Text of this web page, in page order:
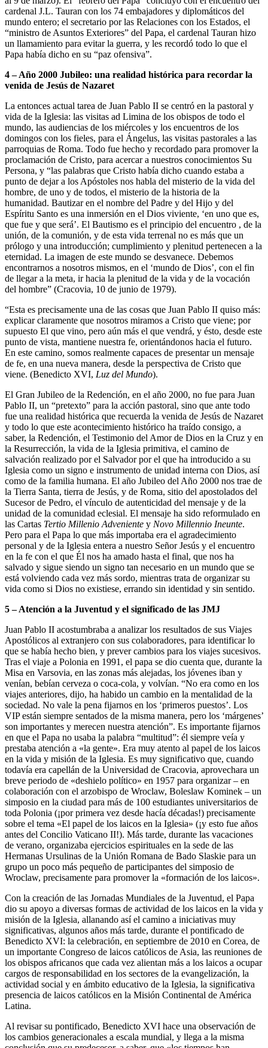
cardenal J.L. Tauran con los 74 embajadores y diplomáticos del
mundo entero; el secretario por las Relaciones con los Estados, el
“ministro de Asuntos Exteriores” del Papa, el cardenal Tauran hizo
un llamamiento para evitar la guerra, y les recordó todo lo que el
Papa había dicho en su “paz ofensiva”.
4 – Año 2000 Jubileo: una realidad histórica para recordar la
venida de Jesús de Nazaret
La entonces actual tarea de Juan Pablo II se centró en la pastoral y
vida de la Iglesia: las visitas ad Limina de los obispos de todo el
mundo, las audiencias de los miércoles y los encuentros de los
domingos con los fieles, para el Ángelus, las visitas pastorales a las
parroquias de Roma. Todo fue hecho y recordado para promover la
proclamación de Cristo, para acercar a nuestros conocimientos Su
Persona, y “las palabras que Cristo había dicho cuando estaba a
punto de dejar a los Apóstoles nos habla del misterio de la vida del
hombre, de uno y de todos, el misterio de la historia de la
humanidad. Bautizar en el nombre del Padre y del Hijo y del
Espíritu Santo es una inmersión en el Dios viviente, ‘en uno que es,
que fue y que será’. El Bautismo es el principio del encuentro , de la
unión, de la comunión, y de esta vida terrenal no es más que un
prólogo y una introducción; cumplimiento y plenitud pertenecen a la
eternidad. La imagen de este mundo se desvanece. Debemos
encontrarnos a nosotros mismos, en el ‘mundo de Dios’, con el fin
de llegar a la meta, ir hacia la plenitud de la vida y de la vocación
del hombre” (Cracovia, 10 de junio de 1979).
“Esta es precisamente una de las cosas que Juan Pablo II quiso más:
explicar claramente que nosotros miramos a Cristo que viene; por
supuesto El que vino, pero aún más el que vendrá, y ésto, desde este
punto de vista, mantiene nuestra fe, orientándonos hacia el futuro.
En este camino, somos realmente capaces de presentar un mensaje
de fe, en una nueva manera, desde la perspectiva de Cristo que
viene. (Benedicto XVI, Luz del Mundo).
El Gran Jubileo de la Redención, en el año 2000, no fue para Juan
Pablo II, un “pretexto” para la acción pastoral, sino que ante todo
fue una realidad histórica que recuerda la venida de Jesús de Nazaret
y todo lo que este acontecimiento histórico ha traído consigo, a
saber, la Redención, el Testimonio del Amor de Dios en la Cruz y en
la Resurrección, la vida de la Iglesia primitiva, el camino de
salvación realizado por el Salvador por el que ha introducido a su
Iglesia como un signo e instrumento de unidad interna con Dios, así
como de la familia humana. El año Jubileo del Año 2000 nos trae de
la Tierra Santa, tierra de Jesús, y de Roma, sitio del apostolados del
Sucesor de Pedro, el vínculo de autenticidad del mensaje y de la
unidad de la comunidad eclesial. El mensaje ha sido reformulado en
las Cartas Tertio Millenio Adveniente y Novo Millennio Ineunte.
Pero para el Papa lo que más importaba era el agradecimiento
personal y de la Iglesia entera a nuestro Señor Jesús y el encuentro
en la fe con el que Él nos ha amado hasta el final, que nos ha
salvado y sigue siendo un signo tan necesario en un mundo que se
está volviendo cada vez más sordo, mientras trata de organizar su
vida como si Dios no existiese, errando sin identidad y sin sentido.
5 – Atención a la Juventud y el significado de las JMJ
Juan Pablo II acostumbraba a analizar los resultados de sus Viajes
Apostólicos al extranjero con sus colaboradores, para identificar lo
que se había hecho bien, y prever cambios para los viajes sucesivos.
Tras el viaje a Polonia en 1991, el papa se dio cuenta que, durante la
Misa en Varsovia, en las zonas más alejadas, los jóvenes iban y
venían, bebían cerveza o coca-cola, y volvían. “No era como en los
viajes anteriores, dijo, ha habido un cambio en la mentalidad de la
sociedad. No vale la pena fijarnos en los ‘primeros puestos’. Los
VIP están siempre sentados de la misma manera, pero los ‘márgenes’
son importantes y merecen nuestra atención”. Es importante fijarnos
en que el Papa no usaba la palabra “multitud”: él siempre veía y
prestaba atención a «la gente». Era muy atento al papel de los laicos
en la vida y misión de la Iglesia. Es muy significativo que, cuando
todavía era capellán de la Universidad de Cracovia, aprovechara un
breve periodo de «deshielo político» en 1957 para organizar – en
colaboración con el arzobispo de Wroclaw, Boleslaw Kominek – un
simposio en la ciudad para más de 100 estudiantes universitarios de
toda Polonia (¡por primera vez desde hacía décadas!) precisamente
sobre el tema «El papel de los laicos en la Iglesia» (¡y esto fue años
antes del Concilio Vaticano II!). Más tarde, durante las vacaciones
de verano, organizaba ejercicios espirituales en la sede de las
Hermanas Ursulinas de la Unión Romana de Bado Slaskie para un
grupo un poco más pequeño de participantes del simposio de
Wroclaw, precisamente para promover la «formación de los laicos».
Con la creación de las Jornadas Mundiales de la Juventud, el Papa
dio su apoyo a diversas formas de actividad de los laicos en la vida y
misión de la Iglesia, allanando así el camino a iniciativas muy
significativas, algunos años más tarde, durante el pontificado de
Benedicto XVI: la celebración, en septiembre de 2010 en Corea, de
un importante Congreso de laicos católicos de Asia, las reuniones de
los obispos africanos que cada vez alientan más a los laicos a ocupar
cargos de responsabilidad en los sectores de la evangelización, la
actividad social y en ámbito educativo de la Iglesia, la significativa
presencia de laicos católicos en la Misión Continental de América
Latina.
Al revisar su pontificado, Benedicto XVI hace una observación de
los cambios generacionales a escala mundial, y llega a la misma